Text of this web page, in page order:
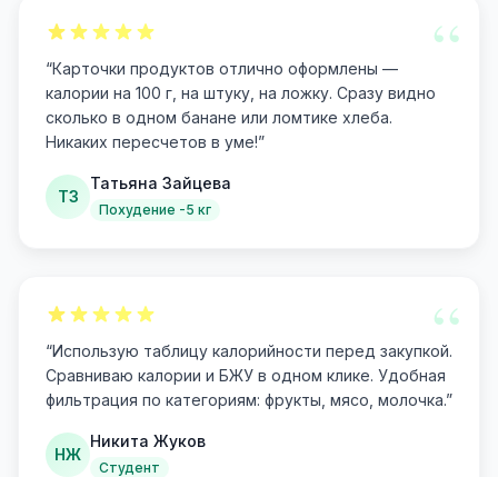
“
“Карточки продуктов отлично оформлены —
калории на 100 г, на штуку, на ложку. Сразу видно
сколько в одном банане или ломтике хлеба.
Никаких пересчетов в уме!”
ТЗ
Татьяна Зайцева
Похудение -5 кг
“
“Использую таблицу калорийности перед закупкой.
Сравниваю калории и БЖУ в одном клике. Удобная
фильтрация по категориям: фрукты, мясо, молочка.”
НЖ
Никита Жуков
Студент